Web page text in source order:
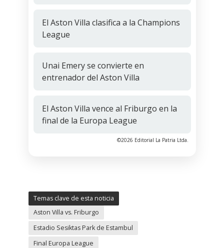
El Aston Villa clasifica a la Champions
League
Unai Emery se convierte en
entrenador del Aston Villa
El Aston Villa vence al Friburgo en la
final de la Europa League
©2026 Editorial La Patria Ltda.
Temas clave de esta noticia
Aston Villa vs. Friburgo
Estadio Sesiktas Park de Estambul
Final Europa League